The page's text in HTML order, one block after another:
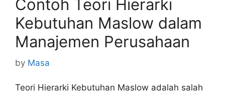
Contoh Teori Hierarki
Kebutuhan Maslow dalam
Manajemen Perusahaan
by Masa
Teori Hierarki Kebutuhan Maslow adalah salah